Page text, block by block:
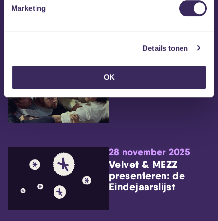
Marketing
Details tonen
OK
Brennt Vanneste
Willem’s Blog: Ão
28 november 2025
Velvet & MEZZ
presenteren: de
Eindejaarslijst